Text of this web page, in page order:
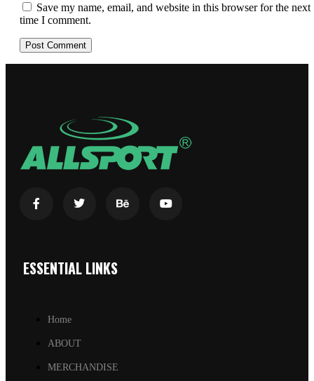
Save my name, email, and website in this browser for the next
time I comment.
ESSENTIAL LINKS
Home
ABOUT
MERCHANDISE